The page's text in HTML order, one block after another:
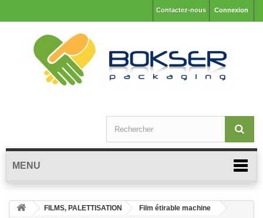
Connexion
Contactez-nous
MENU
FILMS, PALETTISATION
Film étirable machine